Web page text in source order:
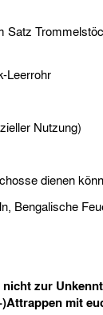
Satz
Leerrohr
Nutzung)
dienen
Bengalische
zur
mit